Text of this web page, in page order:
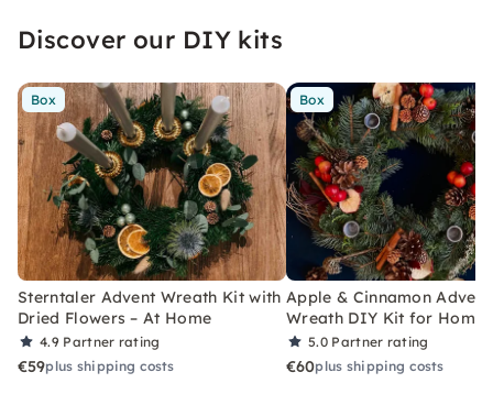
Discover our DIY kits
Box
Sterntaler Advent Wreath Kit with
Dried Flowers – At Home
4.9 Partner rating
€59plus shipping costs
Box
Apple & Cinnamon Advent
Wreath DIY Kit for Home
5.0 Partner rating
€60plus shipping costs